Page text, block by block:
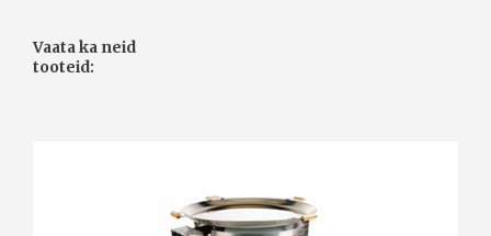
Vaata ka neid
tooteid: